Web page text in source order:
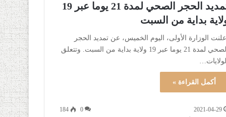
تمديد الحجر الصحي لمدة 21 يوما عبر 19
بداية من السبت
أعلنت الوزارة الأولى، اليوم الخميس، عن تمديد الحجر
الصحي لمدة 21 يوما عبر 19 ولاية بداية من السبت. وتتعلق
الولايات…
أكمل القراءة »
2021-04-29
0
184